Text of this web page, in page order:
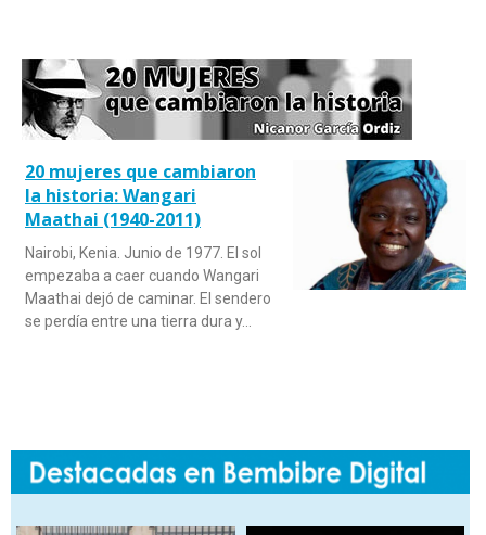
20 mujeres que cambiaron
la historia: Wangari
Maathai (1940-2011)
Nairobi, Kenia. Junio de 1977. El sol
empezaba a caer cuando Wangari
Maathai dejó de caminar. El sendero
se perdía entre una tierra dura y…